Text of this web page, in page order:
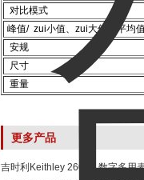
对比模式
峰值/ zui小值、zui大值、平均
安规
尺寸
重量
更多产品
吉时利Keithley 2600B 数字多用